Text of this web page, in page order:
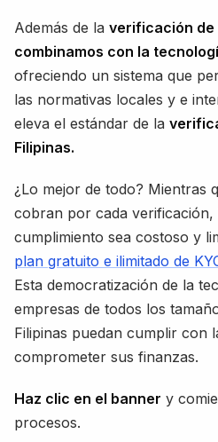
Además de la verificación de
combinamos con la
ofreciendo un sistema que
las normativas locales y e
eleva el estándar de la
Filipinas.
¿Lo mejor de todo? Mientras
cobran por cada verificación,
cumplimiento sea costoso y
plan gratuito e ilimitado de
Esta democratización de la
empresas de todos los
Filipinas puedan cumplir con
comprometer sus finanzas.
Haz clic en el banner y
procesos.